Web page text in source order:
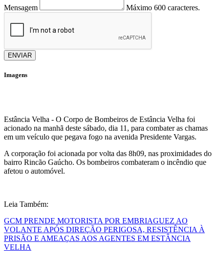
Mensagem Máximo 600 caracteres.
ENVIAR
Imagens
Estância Velha - O Corpo de Bombeiros de Estância Velha foi
acionado na manhã deste sábado, dia 11, para combater as chamas
em um veículo que pegava fogo na avenida Presidente Vargas.
A corporação foi acionada por volta das 8h09, nas proximidades do
bairro Rincão Gaúcho. Os bombeiros combateram o incêndio que
afetou o automóvel.
Leia Também:
GCM PRENDE MOTORISTA POR EMBRIAGUEZ AO
VOLANTE APÓS DIREÇÃO PERIGOSA, RESISTÊNCIA À
PRISÃO E AMEAÇAS AOS AGENTES EM ESTÂNCIA
VELHA